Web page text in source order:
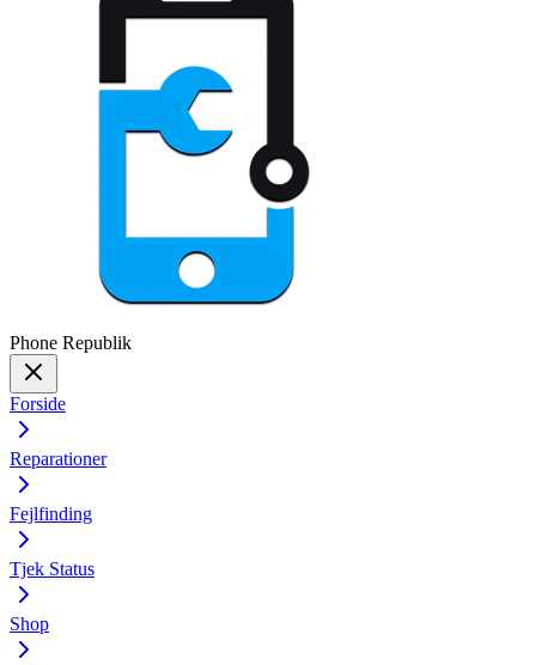
Phone Republik
Forside
Reparationer
Fejlfinding
Tjek Status
Shop